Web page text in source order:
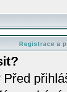
Registrace a